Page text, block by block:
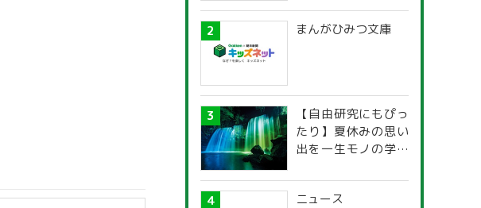
まんがひみつ文庫
【自由研究にもぴっ
たり】夏休みの思い
出を一生モノの学び
探究ガイド
ニュース